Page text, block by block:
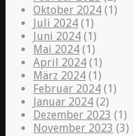
Oktober 2024 (1)
Juli 2024 (1)
Juni 2024 (1)
Mai 2024 (1)
April 2024 (1)
März 2024 (1)
Februar 2024 (1)
Januar 2024 (2)
Dezember 2023 (1)
November 2023 (3)